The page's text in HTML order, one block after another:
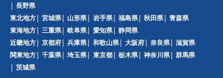
長野県
東北地方
宮城県 山形県 岩手県 福島県 秋田県
青森県
東海地方
三重県 岐阜県 愛知県
静岡県
近畿地方
京都府 兵庫県 和歌山県 大阪府 奈良県
滋賀県
関東地方
千葉県 埼玉県 東京都 栃木県 神奈川県
群馬県
茨城県